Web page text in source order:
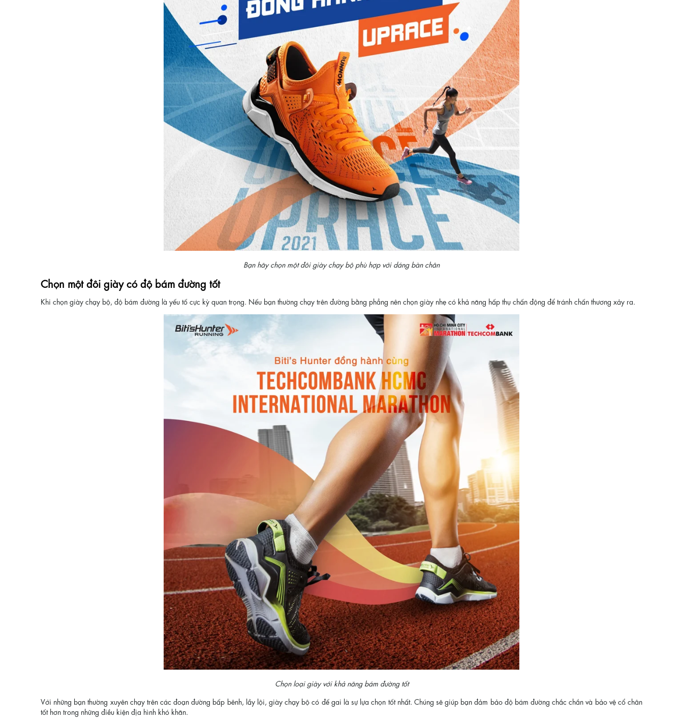
Bạn hãy chọn một đôi giày chạy bộ phù hợp với dáng bàn chân
Chọn một đôi giày có độ bám đường tốt
Khi chọn giày chạy bộ, độ bám đường là yếu tố cực kỳ quan trọng. Nếu bạn thường chạy trên đường bằng phẳng nên chọn giày nhẹ có khả năng hấp thụ chấn động để tránh chấn thương xảy ra.
Chọn loại giày với khả năng bám đường tốt
Với những bạn thường xuyên chạy trên các đoạn đường bấp bênh, lầy lội, giày chạy bộ có đế gai là sự lựa chọn tốt nhất. Chúng sẽ giúp bạn đảm bảo độ bám đường chắc chắn và bảo vệ cổ chân
tốt hơn trong những điều kiện địa hình khó khăn.